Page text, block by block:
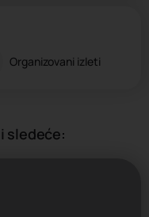
Organizovani izleti
sledeće: